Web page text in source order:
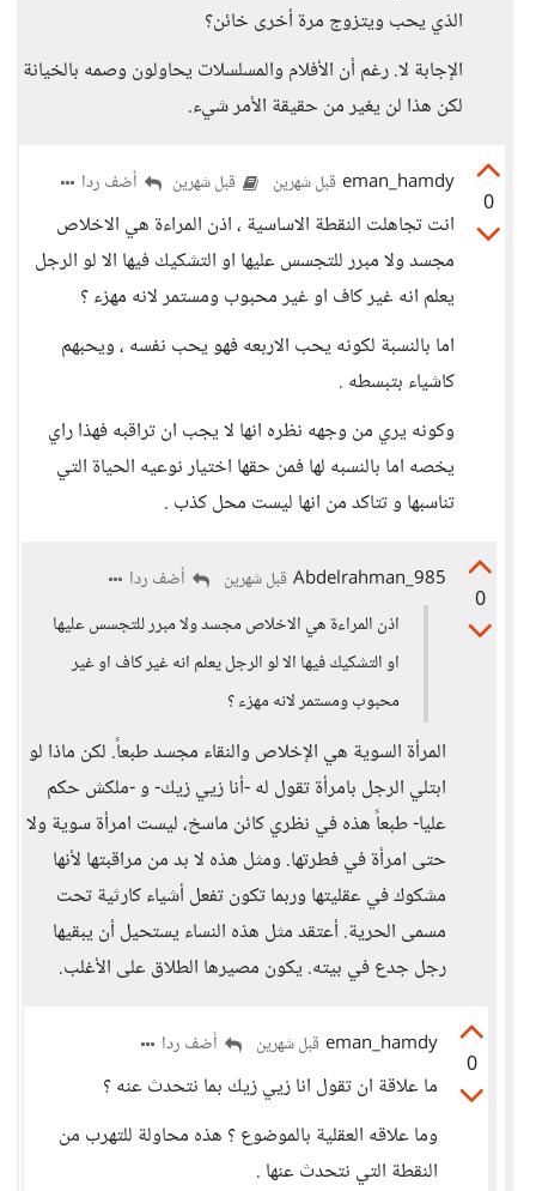
الذي يحب ويتزوج مرة أخرى خائن؟
الإجابة لا. رغم أن الأفلام والمسلسلات يحاولون وصمه بالخيانة
لكن هذا لن يغير من حقيقة الأمر شيء.
0
eman_hamdy قبل شهرين قبل شهرين أضف ردا
انت تجاهلت النقطة الاساسية ، اذن المراءة هي الاخلاص
مجسد ولا مبرر للتجسس عليها او التشكيك فيها الا لو الرجل
يعلم انه غير كاف او غير محبوب ومستمر لانه مهزء ؟
اما بالنسبة لكونه يحب الاربعه فهو يحب نفسه ، ويحبهم
كاشياء بتبسطه .
وكونه يري من وجهه نظره انها لا يجب ان تراقبه فهذا راي
يخصه اما بالنسبه لها فمن حقها اختيار نوعيه الحياة التي
تناسبها و تتاكد من انها ليست محل كذب .
0
Abdelrahman_985 قبل شهرين
أضف ردا
اذن المراءة هي الاخلاص مجسد ولا مبرر للتجسس عليها
او التشكيك فيها الا لو الرجل يعلم انه غير كاف او غير
محبوب ومستمر لانه مهزء ؟
المرأة السوية هي الإخلاص والنقاء مجسد طبعاً. لكن ماذا لو
ابتلي الرجل بامرأة تقول له -أنا زيي زيك- و -ملكش حكم
عليا- طبعاً هذه في نظري كائن ماسخ، ليست امرأة سوية ولا
حتى امرأة في فطرتها. ومثل هذه لا بد من مراقبتها لأنها
مشكوك في عقليتها وربما تكون تفعل أشياء كارثية تحت
مسمى الحرية. أعتقد مثل هذه النساء يستحيل أن يبقيها
رجل جدع في بيته. يكون مصيرها الطلاق على الأغلب.
0
eman_hamdy قبل شهرين أضف ردا
ما علاقة ان تقول انا زيي زيك بما نتحدث عنه ؟
وما علاقه العقلية بالموضوع ؟ هذه محاولة للتهرب من
النقطة التي نتحدث عنها .